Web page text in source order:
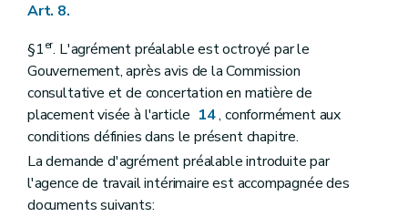
Art. 8.
§1er. L'agrément préalable est octroyé par le
Gouvernement, après avis de la Commission
consultative et de concertation en matière de
placement visée à l'article 14, conformément aux
conditions définies dans le présent chapitre.
La demande d'agrément préalable introduite par
l'agence de travail intérimaire est accompagnée des
documents suivants: